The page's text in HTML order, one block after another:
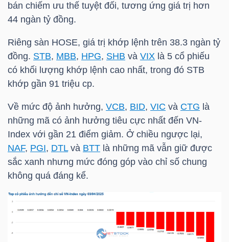
bán chiếm ưu thế tuyệt đối, tương ứng giá trị hơn
44 ngàn tỷ đồng.
Riêng sàn HOSE, giá trị khớp lệnh trên 38.3 ngàn tỷ
đồng. STB, MBB, HPG, SHB và VIX là 5 cổ phiếu
có khối lượng khớp lệnh cao nhất, trong đó STB
khớp gần 91 triệu cp.
Về mức độ ảnh hưởng, VCB, BID, VIC và CTG là
những mã có ảnh hưởng tiêu cực nhất đến VN-
Index với gần 21 điểm giảm. Ở chiều ngược lại,
NAF, PGI, DTLvà BTT là những mã vẫn giữ được
sắc xanh nhưng mức đóng góp vào chỉ số chung
không quá đáng kể.
KINH
TẾ
THẾ
GIỚI
ĐÔNG
DƯƠNG
TÀI
CHÍNH